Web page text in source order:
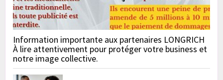
Information importante aux partenaires LONGRICH
À lire attentivement pour protéger votre business et
notre image collective.